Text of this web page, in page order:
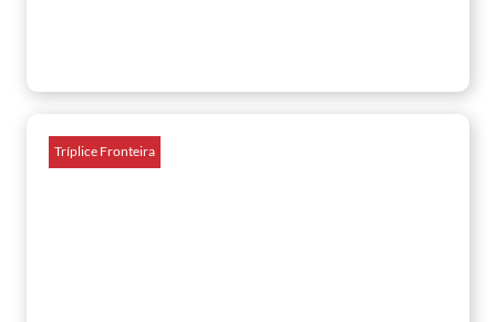
Tríplice Fronteira